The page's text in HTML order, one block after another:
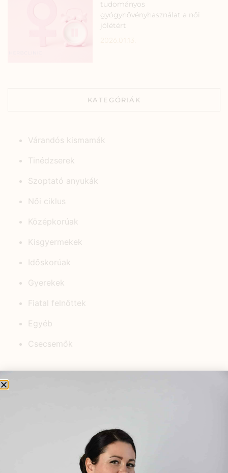
tudományos
gyógynövényhasználat a női
jólétért
KATEGÓRIÁK
Várandós kismamák
Tinédzserek
Szoptató anyukák
Női ciklus
Középkorúak
Kisgyermekek
Időskorúak
Gyerekek
Fiatal felnőttek
Egyéb
Csecsemők
KEDVELT BEJEGYZÉSEK
Dió, az egészség őre
2021.12.11.